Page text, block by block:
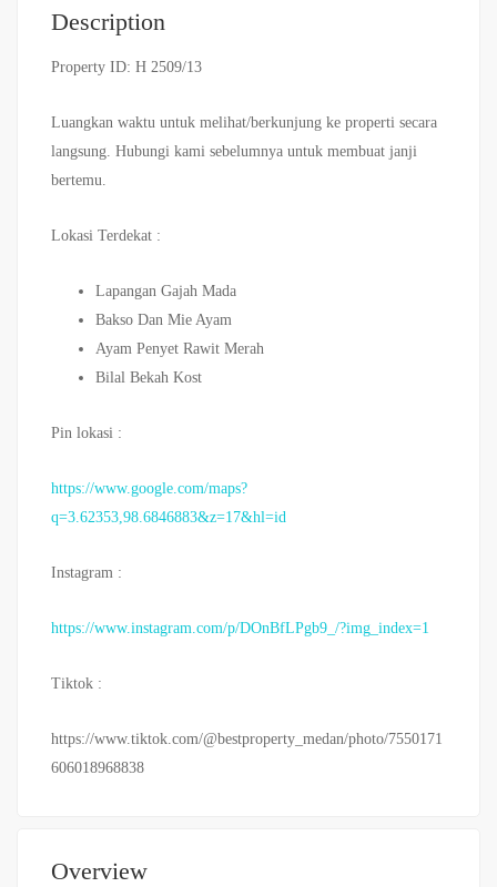
Description
Property ID: H 2509/13
Luangkan waktu untuk melihat/berkunjung ke properti secara
langsung. Hubungi kami sebelumnya untuk membuat janji
bertemu.
Lokasi Terdekat :
Lapangan Gajah Mada
Bakso Dan Mie Ayam
Ayam Penyet Rawit Merah
Bilal Bekah Kost
Pin lokasi :
https://www.google.com/maps?
q=3.62353,98.6846883&z=17&hl=id
Instagram :
https://www.instagram.com/p/DOnBfLPgb9_/?img_index=1
Tiktok :
https://www.tiktok.com/@bestproperty_medan/photo/7550171
606018968838
Overview